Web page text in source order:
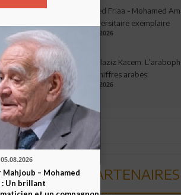
Ahmed Friaa - Mohamed
l’Universitaire exemplaire
04.08.2026
Abdelaziz Kacem:
aux chiffres arabes
09.07.2026
PARTENAIRES
Mahjoub – Mohamed
: Un brillant